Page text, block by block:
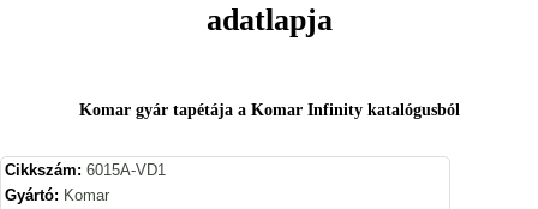
adatlapja
Komar gyár tapétája a Komar Infinity katalógusból
Cikkszám: 6015A-VD1
Gyártó: Komar